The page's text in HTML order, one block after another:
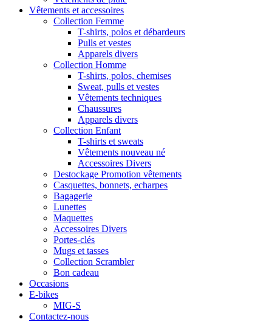
Vêtements et accessoires
Collection Femme
T-shirts, polos et débardeurs
Pulls et vestes
Apparels divers
Collection Homme
T-shirts, polos, chemises
Sweat, pulls et vestes
Vêtements techniques
Chaussures
Apparels divers
Collection Enfant
T-shirts et sweats
Vêtements nouveau né
Accessoires Divers
Destockage Promotion vêtements
Casquettes, bonnets, echarpes
Bagagerie
Lunettes
Maquettes
Accessoires Divers
Portes-clés
Mugs et tasses
Collection Scrambler
Bon cadeau
Occasions
E-bikes
MIG-S
Contactez-nous